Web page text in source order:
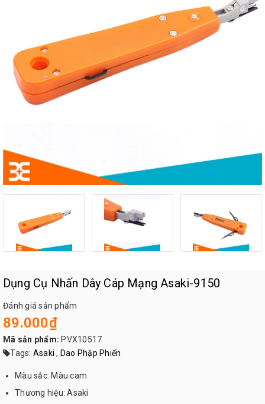
Dụng Cụ Nhấn Dây Cáp Mạng Asaki-9150
Đánh giá sản phẩm
89.000₫
Mã sản phẩm: PVX10517
Tags: Asaki , Dao Phập Phiến
Màu sắc: Màu cam
Thương hiệu: Asaki